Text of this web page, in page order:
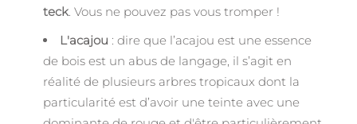
teck. Vous ne pouvez pas vous tromper !
L'acajou : dire que l’acajou est une essence
de bois est un abus de langage, il s’agit en
réalité de plusieurs arbres tropicaux dont la
particularité est d’avoir une teinte avec une